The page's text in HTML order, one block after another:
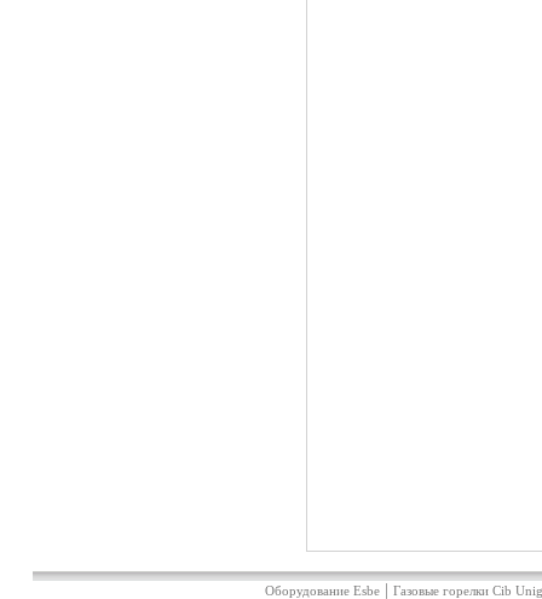
Оборудование Esbe Газовые горелки Cib